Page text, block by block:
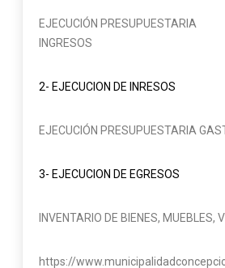
EJECUCIÓN PRESUPUESTARIA
INGRESOS
2- EJECUCION DE INRESOS
EJECUCIÓN PRESUPUESTARIA
3- EJECUCION DE EGRESOS
INVENTARIO DE BIENES, MUEBLES,
https://